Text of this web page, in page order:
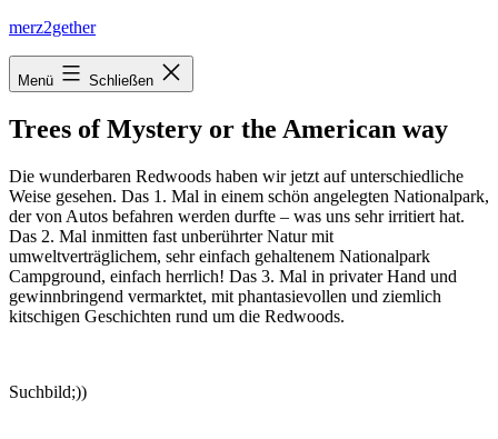
Zum
springen
merz2gether
Menü Schließen
Trees of Mystery or the American way
Die wunderbaren Redwoods haben wir jetzt auf unterschiedliche
Weise gesehen. Das 1. Mal in einem schön angelegten Nationalpark,
der von Autos befahren werden durfte – was uns sehr irritiert hat.
Das 2. Mal inmitten fast unberührter Natur mit
umweltverträglichem, sehr einfach gehaltenem Nationalpark
Campground, einfach herrlich! Das 3. Mal in privater Hand und
gewinnbringend vermarktet, mit phantasievollen und ziemlich
kitschigen Geschichten rund um die Redwoods.
Suchbild;))